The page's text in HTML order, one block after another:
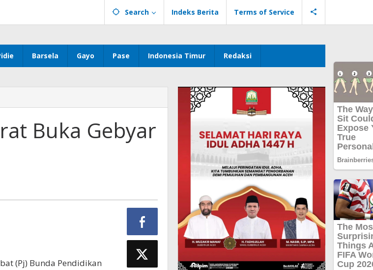
Search Indeks Berita Terms of Service
Barsela Gayo Pase Indonesia Timur Redaksi
Buka Gebyar
(Pj) Bunda Pendidikan